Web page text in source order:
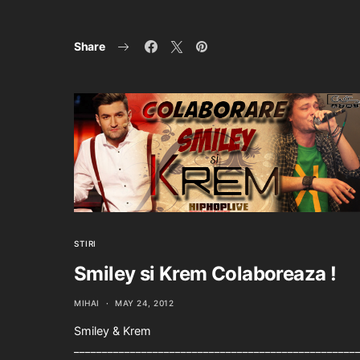
Share
STIRI
Smiley si Krem Colaboreaza !
MIHAI MAY 24, 2012
Smiley & Krem